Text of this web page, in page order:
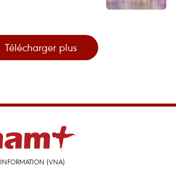
Télécharger plus
(VNA)